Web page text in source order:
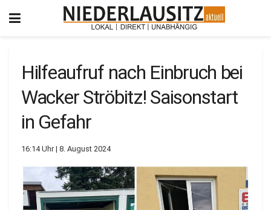
Hilfeaufruf nach Einbruch bei
Wacker Ströbitz! Saisonstart
in Gefahr
16:14 Uhr | 8. August 2024